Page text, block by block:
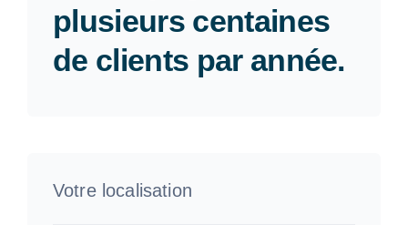
plusieurs centaines
de clients par année.
Votre localisation